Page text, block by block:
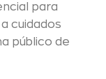
para
cuidados
público de